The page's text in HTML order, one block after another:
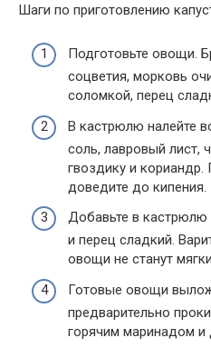
Шаги по приготовлению
Подготовьте овощи.
соцветия, морковь
соломкой, перец
В кастрюлю налейте
соль, лавровый лист,
гвоздику и кориандр.
доведите до кипения.
Добавьте в
и перец сладкий.
овощи не станут
Готовые овощи
предварительно
горячим маринадом и